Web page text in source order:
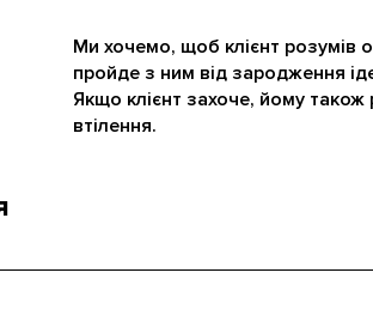
Ми хочемо, щоб клієнт розумів
пройде з ним від зародження
Якщо клієнт захоче, йому
втілення.